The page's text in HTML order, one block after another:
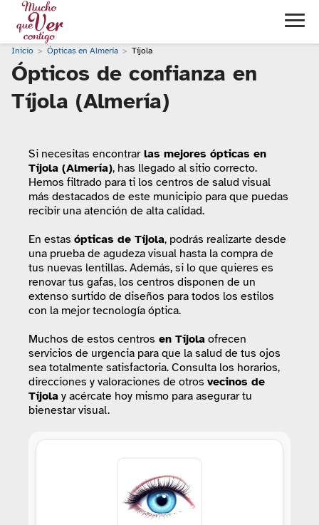
Inicio Ópticas en Almería Tíjola
Ópticos de confianza en
Tíjola (Almería)
Si necesitas encontrarlas mejores ópticas en
Tíjola (Almería), has llegado al sitio correcto.
Hemos filtrado para ti los centros de salud visual
más destacados de este municipio para que puedas
recibir una atención de alta calidad.
En estas ópticas de Tíjola, podrás realizarte desde
una prueba de agudeza visual hasta la compra de
tus nuevas lentillas. Además, si lo que quieres es
renovar tus gafas, los centros disponen de un
extenso surtido de diseños para todos los estilos
con la mejor tecnología óptica.
Muchos de estos centros en Tíjola ofrecen
servicios de urgencia para que la salud de tus ojos
sea totalmente satisfactoria. Consulta los horarios,
direcciones y valoraciones de otros vecinos de
Tíjola y acércate hoy mismo para asegurar tu
bienestar visual.